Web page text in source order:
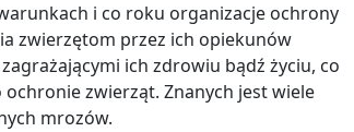
i co roku organizacje ochrony
zwierzętom przez ich opiekunów
ich zdrowiu bądź życiu, co
zwierząt. Znanych jest wiele
mrozów.